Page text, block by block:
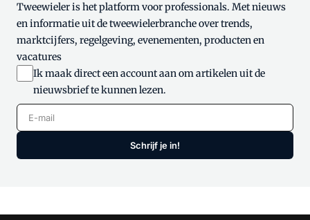
Tweewieler is het platform voor professionals. Met nieuws
en informatie uit de tweewielerbranche over trends,
marktcijfers, regelgeving, evenementen, producten en
vacatures
Ik maak direct een account aan om artikelen uit de
nieuwsbrief te kunnen lezen.
E-mail
Schrijf je in!